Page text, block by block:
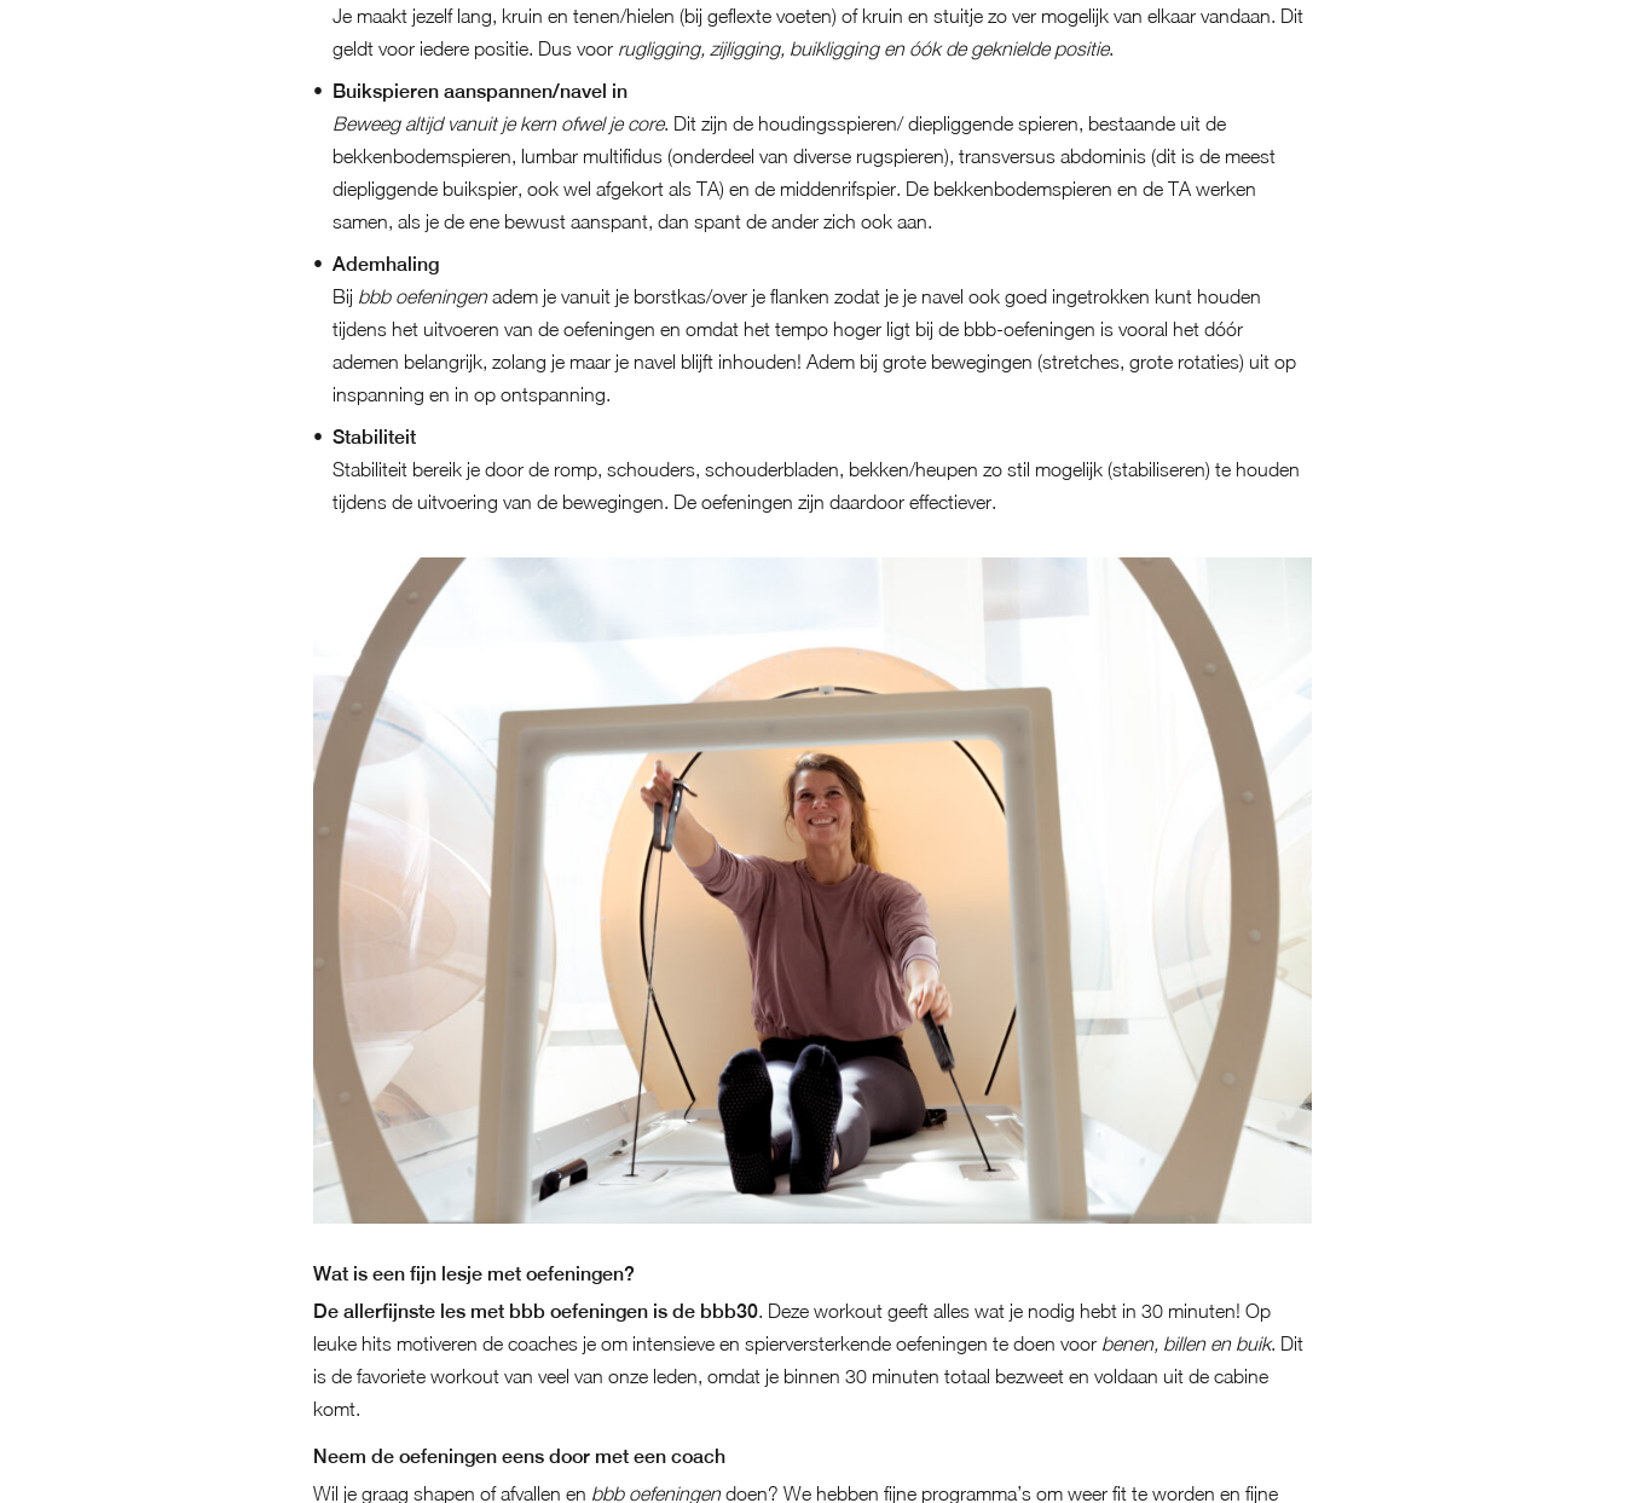
Je maakt jezelf lang, kruin en tenen/hielen (bij geflexte voeten) of kruin en stuitje zo ver mogelijk van elkaar vandaan. Dit
geldt voor iedere positie. Dus voorrugligging, zijligging, buikligging en óók de geknielde positie.
Buikspieren aanspannen/navel in
Beweeg altijd vanuit je kern ofwel je core. Dit zijn de houdingsspieren/ diepliggende spieren, bestaande uit de
bekkenbodemspieren, lumbar multifidus (onderdeel van diverse rugspieren), transversus abdominis (dit is de meest
diepliggende buikspier, ook wel afgekort als TA) en de middenrifspier. De bekkenbodemspieren en de TA werken
samen, als je de ene bewust aanspant, dan spant de ander zich ook aan.
Ademhaling
Bij bbb oefeningenadem je vanuit je borstkas/over je flanken zodat je je navel ook goed ingetrokken kunt houden
tijdens het uitvoeren van de oefeningen en omdat het tempo hoger ligt bij de bbb-oefeningen is vooral het dóór
ademen belangrijk, zolang je maar je navel blijft inhouden! Adem bij grote bewegingen (stretches, grote rotaties) uit op
inspanning en in op ontspanning.
Stabiliteit
Stabiliteit bereik je door de romp, schouders, schouderbladen, bekken/heupen zo stil mogelijk (stabiliseren) te houden
tijdens de uitvoering van de bewegingen. De oefeningen zijn daardoor effectiever.
Wat is een fijn lesje met oefeningen?
De allerfijnste les met bbb oefeningen is de bbb30. Deze workout geeft alles wat je nodig hebt in 30 minuten! Op
leuke hits motiveren de coaches je om intensieve en spierversterkende oefeningen te doen voor benen, billen en buik. Dit
is de favoriete workout van veel van onze leden, omdat je binnen 30 minuten totaal bezweet en voldaan uit de cabine
komt.
Neem de oefeningen eens door met een coach
Wil je graag shapen of afvallen en bbb oefeningendoen? We hebben fijne programma’s om weer fit te worden en fijne